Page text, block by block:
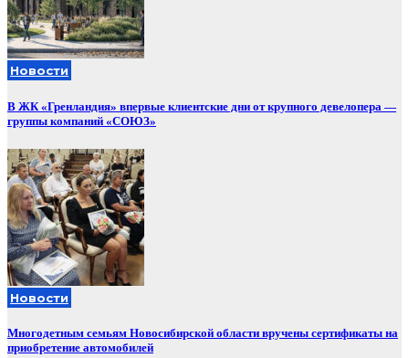
Новости
В ЖК «Гренландия» впервые клиентские дни от крупного девелопера —
группы компаний «СОЮЗ»
Новости
Многодетным семьям Новосибирской области вручены сертификаты на
приобретение автомобилей